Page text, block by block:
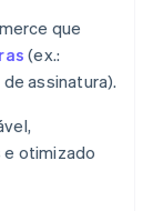
que
(ex.:
assinatura).
otimizado